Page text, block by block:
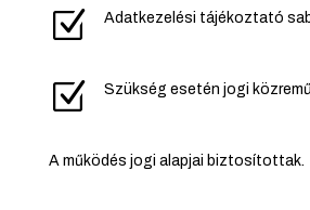
Z Adatkezelési tájékoztató
Z Szükség esetén jogi
A működés jogi alapjai biztosítottak.